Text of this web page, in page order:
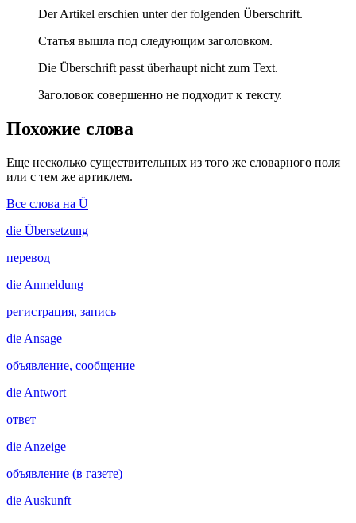
Der Artikel erschien unter der folgenden Überschrift.
Статья вышла под следующим заголовком.
Die Überschrift passt überhaupt nicht zum Text.
Заголовок совершенно не подходит к тексту.
Похожие слова
Еще несколько существительных из того же словарного поля
или с тем же артиклем.
Все слова на Ü
die Übersetzung
перевод
die Anmeldung
регистрация, запись
die Ansage
объявление, сообщение
die Antwort
ответ
die Anzeige
объявление (в газете)
die Auskunft